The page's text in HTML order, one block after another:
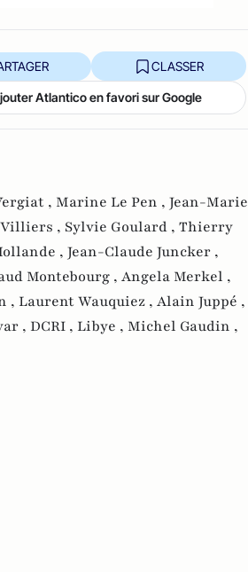
CLASSER
Atlantico en favori sur Google
, Marine Le Pen , Jean-Marie
, Sylvie Goulard , Thierry
, Jean-Claude Juncker ,
Montebourg , Angela Merkel ,
, Laurent Wauquiez , Alain Juppé ,
, DCRI , Libye , Michel Gaudin ,